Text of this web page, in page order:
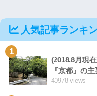
人気記事ランキ
1
(2018.8月現
『京都』の
40978 views